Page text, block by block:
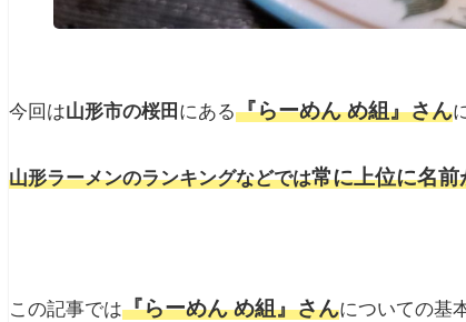
今回は山形市の桜田 にある『らーめん め組』さん
山形ラーメンのランキングなどでは常に上位に名
この記事では『らーめん め組』さんについての基